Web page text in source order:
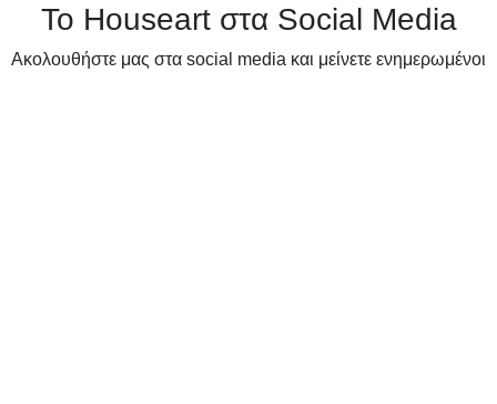
Το Houseart στα Social Media
Ακολουθήστε μας στα social media και μείνετε ενημερωμένοι